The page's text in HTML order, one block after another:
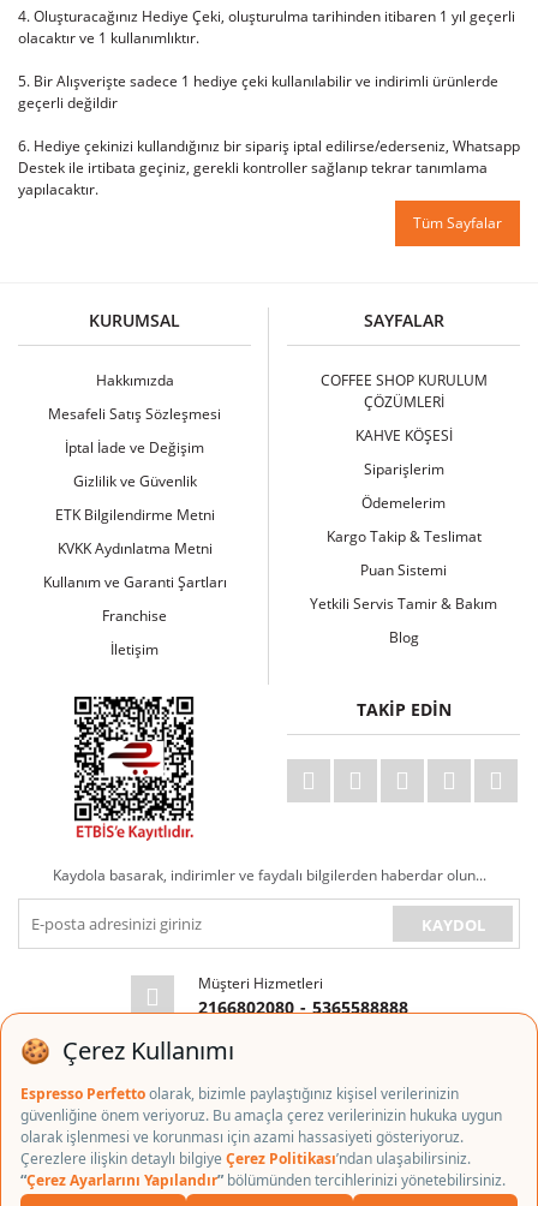
4. Oluşturacağınız Hediye Çeki, oluşturulma tarihinden itibaren 1 yıl geçerli
olacaktır ve 1 kullanımlıktır.
5. Bir Alışverişte sadece 1 hediye çeki kullanılabilir ve indirimli ürünlerde
geçerli değildir
6. Hediye çekinizi kullandığınız bir sipariş iptal edilirse/ederseniz, Whatsapp
Destek ile irtibata geçiniz, gerekli kontroller sağlanıp tekrar tanımlama
yapılacaktır.
Tüm Sayfalar
KURUMSAL
Hakkımızda
Mesafeli Satış Sözleşmesi
İptal İade ve Değişim
Gizlilik ve Güvenlik
ETK Bilgilendirme Metni
KVKK Aydınlatma Metni
Kullanım ve Garanti Şartları
Franchise
İletişim
SAYFALAR
COFFEE SHOP KURULUM
ÇÖZÜMLERİ
KAHVE KÖŞESİ
Siparişlerim
Ödemelerim
Kargo Takip & Teslimat
Puan Sistemi
Yetkili Servis Tamir & Bakım
Blog
TAKİP EDİN
Kaydola basarak, indirimler ve faydalı bilgilerden haberdar olun...
KAYDOL
Müşteri Hizmetleri
2166802080 - 5365588888
E-posta Adresi